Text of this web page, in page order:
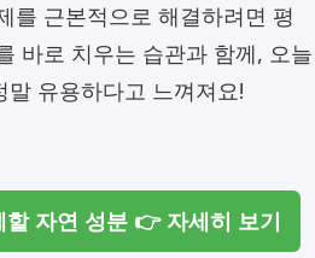
를 근본적으로 해결하려면 평
바로 치우는 습관과 함께, 오늘
유용하다고 느껴져요!
자연 성분 👉 자세히 보기